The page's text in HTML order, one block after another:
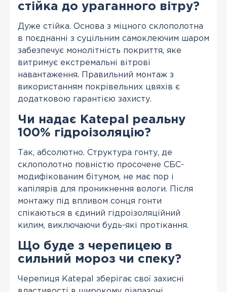
стійка до ураганного вітру?
Дуже стійка. Основа з міцного склополотна
в поєднанні з суцільним самоклеючим шаром
забезпечує монолітність покриття, яке
витримує екстремальні вітрові
навантаження. Правильний монтаж з
використанням покрівельних цвяхів є
додатковою гарантією захисту.
Чи надає Katepal реальну
100% гідроізоляцію?
Так, абсолютно. Структура гонту, де
склополотно повністю просочене СБС-
модифікованим бітумом, не має пор і
капілярів для проникнення вологи. Після
монтажу під впливом сонця гонти
спікаються в єдиний гідроізоляційний
килим, виключаючи будь-які протікання.
Що буде з черепицею в
сильний мороз чи спеку?
Черепиця Katepal зберігає свої захисні